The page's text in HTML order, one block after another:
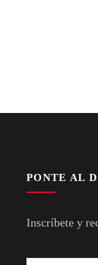
PONTE AL
Inscríbete y